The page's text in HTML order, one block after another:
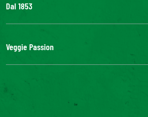
Dal 1853
Il Gruppo
La nostra filiera
Lavora con noi
Veggie Passion
l'ABC delle verdure